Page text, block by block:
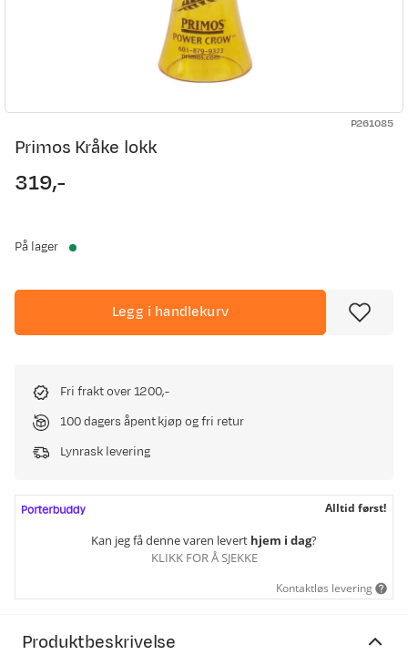
P261085
Primos Kråke lokk
price
319,-
På lager
Legg i handlekurv
Fri frakt over 1200,-
100 dagers åpent kjøp og fri retur
Lynrask levering
Alltid først!
Kan jeg få denne varen levert hjem i dag?
KLIKK FOR Å SJEKKE
Kontaktløs levering
Produktbeskrivelse